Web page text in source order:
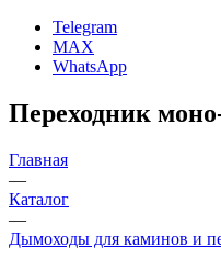
Telegram
MAX
WhatsApp
Переходник
Главная
—
Каталог
—
Дымоходы для каминов и